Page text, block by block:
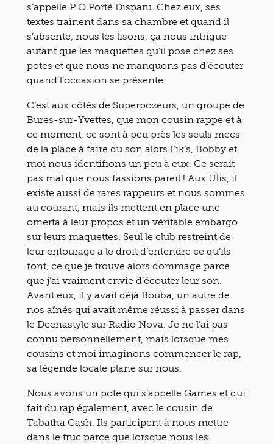
s’appelle P.O Porté Disparu. Chez eux, ses
textes traînent dans sa chambre et quand il
s’absente, nous les lisons, ça nous intrigue
autant que les maquettes qu’il pose chez ses
potes et que nous ne manquons pas d’écouter
quand l’occasion se présente.
C’est aux côtés de Superpozeurs, un groupe de
Bures-sur-Yvettes, que mon cousin rappe et à
ce moment, ce sont à peu près les seuls mecs
de la place à faire du son alors Fik’s, Bobby et
moi nous identifions un peu à eux. Ce serait
pas mal que nous fassions pareil ! Aux Ulis, il
existe aussi de rares rappeurs et nous sommes
au courant, mais ils mettent en place une
omerta à leur propos et un véritable embargo
sur leurs maquettes. Seul le club restreint de
leur entourage a le droit d’entendre ce qu’ils
font, ce que je trouve alors dommage parce
que j’ai vraiment envie d’écouter leur son.
Avant eux, il y avait déjà Bouba, un autre de
nos aînés qui avait même réussi à passer dans
le Deenastyle sur Radio Nova. Je ne l’ai pas
connu personnellement, mais lorsque mes
cousins et moi imaginons commencer le rap,
sa légende locale plane sur nous.
Nous avons un pote qui s’appelle Games et qui
fait du rap également, avec le cousin de
Tabatha Cash. Ils participent à nous mettre
dans le truc parce que lorsque nous les